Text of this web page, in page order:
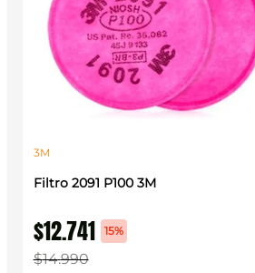
3M
Filtro 2091 P100 3M
$12.741 15%
$14.990